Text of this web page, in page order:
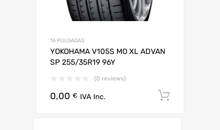
16 PULGADAS
YOKOHAMA V105S MO XL ADVAN
SP 255/35R19 96Y
(0 reviews)
0,00 € IVA Inc.